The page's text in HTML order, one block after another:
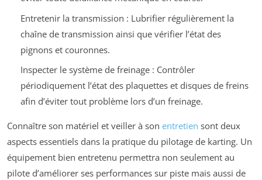
Entretenir la transmission : Lubrifier régulièrement la
chaîne de transmission ainsi que vérifier l’état des
pignons et couronnes.
Inspecter le système de freinage : Contrôler
périodiquement l’état des plaquettes et disques de freins
afin d’éviter tout problème lors d’un freinage.
Connaître son matériel et veiller à son entretien sont deux
aspects essentiels dans la pratique du pilotage de karting. Un
équipement bien entretenu permettra non seulement au
pilote d’améliorer ses performances sur piste mais aussi de